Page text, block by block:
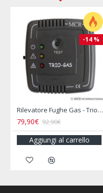
-14 %
Rilevatore Fughe Gas - Triogas Mcr
79,90€ 92,90€
Aggiungi al carrello